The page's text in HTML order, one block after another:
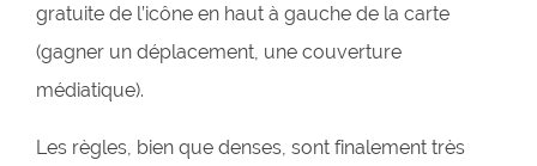
gratuite de l’icône en haut à gauche de la carte
(gagner un déplacement, une couverture
médiatique).
Les règles, bien que denses, sont finalement très